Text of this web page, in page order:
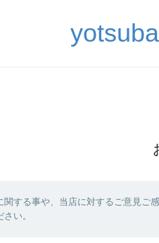
関する事や、当店に対するご意見ご
い。